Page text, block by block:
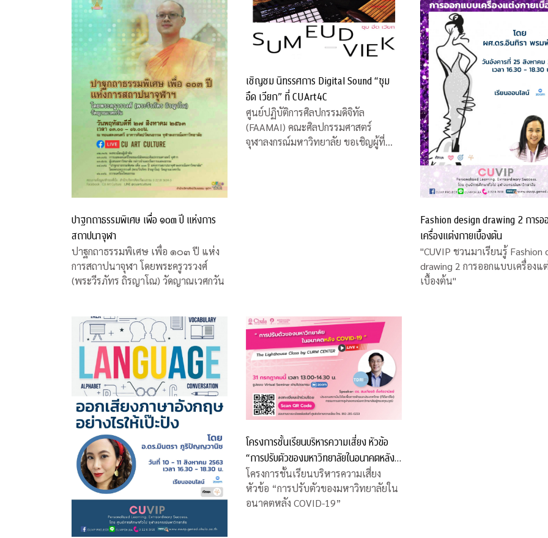
ปาฐกถาธรรมพิเศษ เพื่อ ๑๐๓ ปี แห่งการ
สถาปนาจุฬา
ปาฐกถาธรรมพิเศษ เพื่อ ๑๐๓ ปี แห่ง
การสถาปนาจุฬา โดยพระครูวรวงศ์
(พระวีรภัทร ถิรญาโณ) วัดญาณเวศกวัน
เชิญชม นิทรรศการ Digital Sound “ซุม
อึด เวียก” ที่ CUArt4C
ศูนย์ปฏิบัติการศิลปกรรมดิจิทัล
(FAAMAI) คณะศิลปกรรมศาสตร์
จุฬาลงกรณ์มหาวิทยาลัย ขอเชิญผู้ที่
Fashion design drawing 2 การ
เครื่องแต่งกายเบื้องต้น
"CUVIP ชวนมาเรียนรู้ Fashion
drawing 2 การออกแบบเครื่องแ
เบื้องต้น"
โครงการชั้นเรียนบริหารความเสี่ยง หัวข้อ
“การปรับตัวของมหาวิทยาลัยในอนาคตหลัง
COVID-19”
โครงการชั้นเรียนบริหารความเสี่ยง
หัวข้อ “การปรับตัวของมหาวิทยาลัยใน
อนาคตหลัง COVID-19”